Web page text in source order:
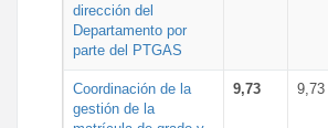
dirección del
Departamento por
parte del PTGAS
Coordinación de la
gestión de la
9,73 9,73